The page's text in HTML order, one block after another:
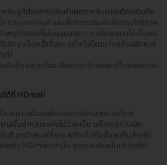
หรับผู้ที่ต้องการปรับค่าสายตากลับมาเหมือนเดิมอีก
คอนแทคเลนส์ และเพื่อการมองเห็นที่มีประสิทธิภาพ
พฤติกรรมที่ไม่ถนอมสายตา การรักษาอาจไม่เป็นผล
ดรักษาเป็นครั้งที่สอง อย่างไรก็ตาม การทำเลสิกควร
ทำ
เชื่อถือ และจะต้องปรึกษากับจักษุแพทย์โดยตรงก่อน
ได้ที่ HDmall
ายถาวรด้วยแพ็กเกจทำเลสิกมากมายที่ทาง
ลชั้นนำหลายแห่งไม่ว่าจะเป็น แพ็กเกจทำเลสิก
กกับ HDmall เท่านั้น ดูรายละเอียดในเว็บไซต์ได้